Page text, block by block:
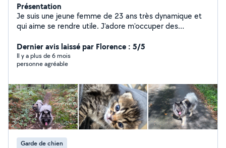
Présentation
Je suis une jeune femme de 23 ans très dynamique et
qui aime se rendre utile. J'adore m'occuper des
me déplacer pour aider à effectuer des
déménagements ou du covoiturage ou bien pour du
ménage.
Dernier avis laissé par Florence : 5/5
Il y a plus de 6 mois
personne agréable
Garde de chien